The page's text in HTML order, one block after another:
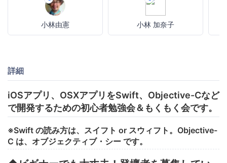
小林由憲 小林 加奈子
詳細
iOSアプリ、OSXアプリをSwift、Objective-Cなど
で開発するための初心者勉強会＆もくもく会です。
※Swift の読み方は、スイフト or スウィフト。Objective-
C は、オブジェクティブ・シー です。